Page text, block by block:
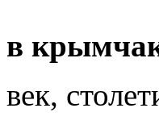
в
век,